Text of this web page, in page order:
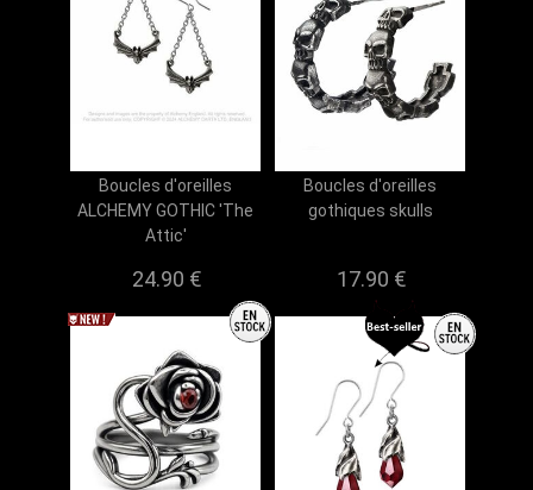
Boucles d'oreilles
ALCHEMY GOTHIC 'The
Attic'
24.90 €
Boucles d'oreilles
gothiques skulls
17.90 €